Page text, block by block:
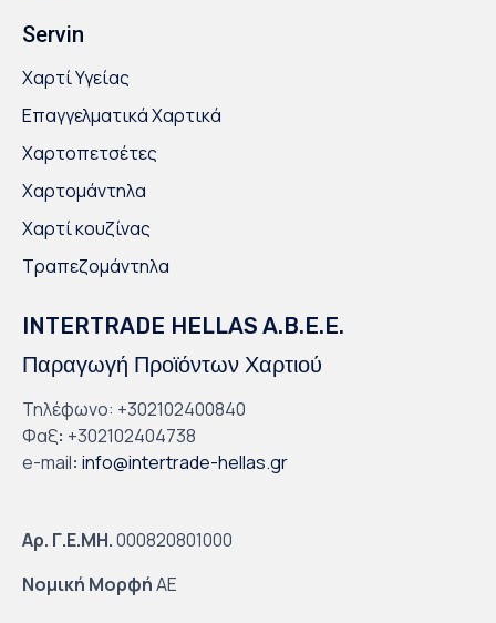
Servin
Χαρτί Υγείας
Επαγγελματικά Χαρτικά
Χαρτοπετσέτες
Χαρτομάντηλα
Χαρτί κουζίνας
Τραπεζομάντηλα
INTERTRADE HELLAS A.B.E.E.
Παραγωγή Προϊόντων Χαρτιού
Τηλέφωνο: +302102400840
Φαξ: +302102404738
e-mail: info@intertrade-hellas.gr
Αρ. Γ.Ε.ΜΗ.000820801000
Νομική ΜορφήΑΕ